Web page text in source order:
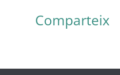
Comparteix